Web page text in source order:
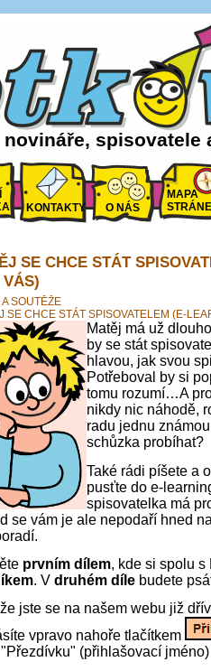
spisovatele
KONTAKTY O NÁS
MAPA
SE CHCE STÁT
VÁS)
SOUTĚŽE
SE CHCE STÁT SPISOVATELEM (E-
Matěj má už
by se stát
hlavou, jak svou
Potřeboval by si
tomu rozumí…A
nikdy nic náhodě,
radu jednu
schůzka probíhat?
Také rádi píšete a
pusťte do e-
spisovatelka má
se vám je ale nepodaří hned
prvním dílem, kde si spolu s
. V druhém díle budete
jste se na našem webu již
vpravo nahoře tlačítkem
(přihlašovací